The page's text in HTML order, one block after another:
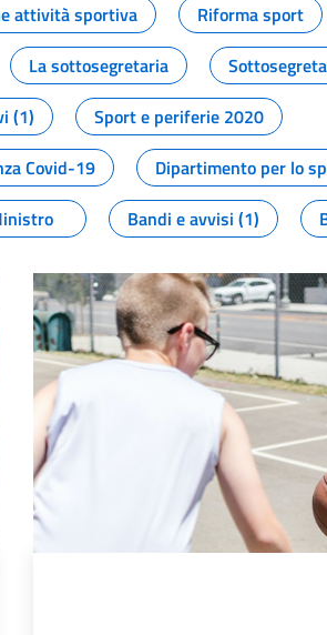
attività sportiva
Riforma sport
La sottosegretaria
(1)
Sport e periferie 2020
Covid-19
Dipartimento per lo
Bandi e avvisi (1)